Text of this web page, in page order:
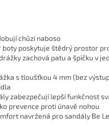
chůzi naboso
boty poskytuje štědrý prostor
zachová patu a špičku v
s tloušťkou 4 mm (bez
zabezpečují lepší funkčnost
prevence proti únavě nohou
navržená pro sandály Be